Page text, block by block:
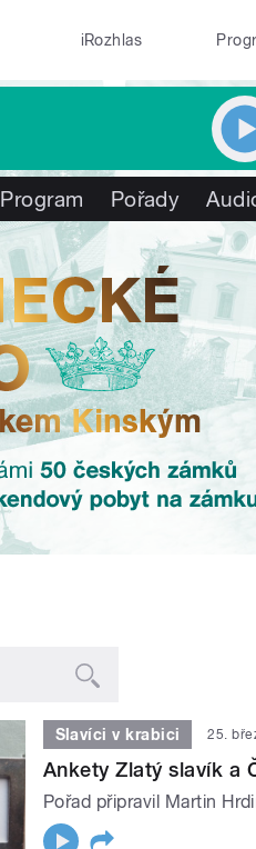
iRozhlas
Program Pořady
Slavíci v krabici 25.
Ankety Zlatý slavík a
Pořad připravil Martin